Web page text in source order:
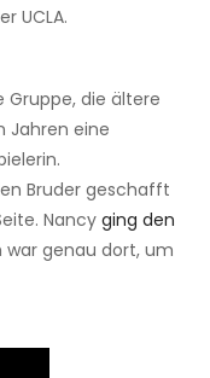
UCLA.
die ältere
Jahren eine
Bruder geschafft
Nancy ging den
war genau dort, um